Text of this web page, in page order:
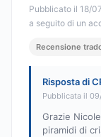
Pubblicato il 18/
a seguito di un
Recensione
Risposta di
Pubblicata il
Grazie
piramidi di